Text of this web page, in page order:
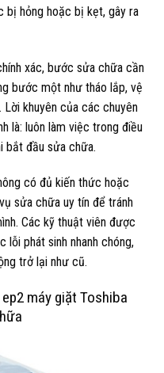
hỏng hoặc bị kẹt, gây ra
xác, bước sửa chữa cần
bước một như tháo lắp, vệ
khuyên của các chuyên
là: luôn làm việc trong điều
bắt đầu sửa chữa.
có đủ kiến thức hoặc
sửa chữa uy tín để tránh
Các kỹ thuật viên được
lỗi phát sinh nhanh chóng,
trở lại như cũ.
máy giặt Toshiba